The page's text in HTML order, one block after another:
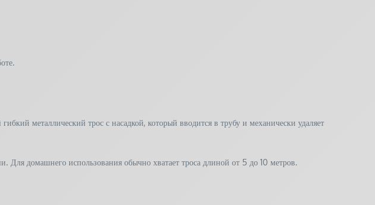
металлический трос с насадкой, который вводится в трубу и механически удаляет
домашнего использования обычно хватает троса длиной от 5 до 10 метров.